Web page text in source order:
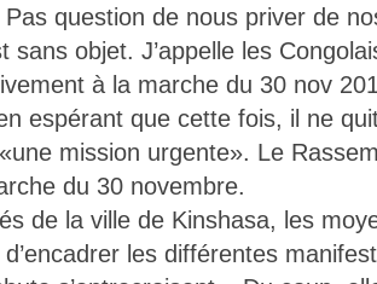
question de nous priver de
sans objet. J’appelle les
à la marche du 30 nov
espérant que cette fois, il ne
mission urgente». Le
du 30 novembre.
de la ville de Kinshasa, les
les différentes